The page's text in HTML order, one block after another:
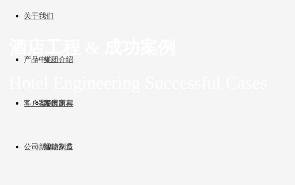
关于我们
集团介绍
发展历程
智能制造
产品中心
客房家具
活动家具
客户案例
公司新闻